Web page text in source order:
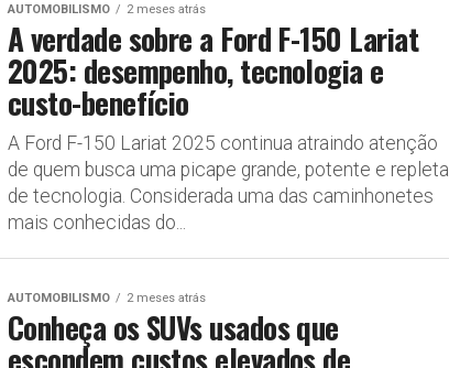
AUTOMOBILISMO 2 meses atrás
A verdade sobre a Ford F-150 Lariat
2025: desempenho, tecnologia e
custo-benefício
A Ford F-150 Lariat 2025 continua atraindo atenção
de quem busca uma picape grande, potente e repleta
de tecnologia. Considerada uma das caminhonetes
mais conhecidas do...
AUTOMOBILISMO 2 meses atrás
Conheça os SUVs usados que
escondem custos elevados de